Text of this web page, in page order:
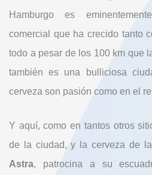
Hamburgo es
comercial que ha crecido tanto
todo a pesar de los 100 km que
también es una bulliciosa
cerveza son pasión como en el
Y aquí, como en tantos otros
de la ciudad, y la cerveza de
Astra, patrocina a su